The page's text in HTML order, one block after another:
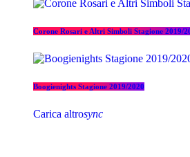
Corone Rosari e Altri Simboli Stagione 2019/
Boogienights Stagione 2019/2020
Carica altrosync